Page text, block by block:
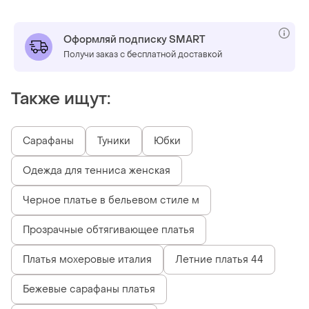
Оформляй подписку SMART
Получи заказ с бесплатной доставкой
Также ищут:
Сарафаны Туники Юбки
Одежда для тенниса женская
Черное платье в бельевом стиле м
Прозрачные обтягивающее платья
Платья мохеровые италия Летние платья 44
Бежевые сарафаны платья